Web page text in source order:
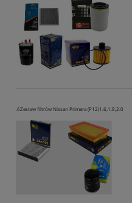
.6Zestaw filtrów Nissan Primera (P12)1.6,1.8,2.0